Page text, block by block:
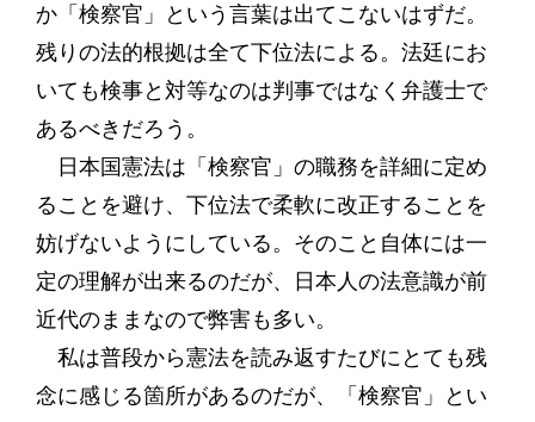
か「検察官」という言葉は出てこないはずだ。
残りの法的根拠は全て下位法による。法廷にお
いても検事と対等なのは判事ではなく弁護士で
あるべきだろう。
日本国憲法は「検察官」の職務を詳細に定め
ることを避け、下位法で柔軟に改正することを
妨げないようにしている。そのこと自体には一
定の理解が出来るのだが、日本人の法意識が前
近代のままなので弊害も多い。
私は普段から憲法を読み返すたびにとても残
念に感じる箇所があるのだが、「検察官」とい